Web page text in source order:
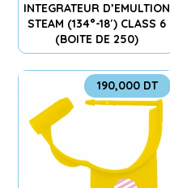
INTEGRATEUR D’EMULTION
STEAM (134°-18′) CLASS 6
(BOITE DE 250)
190,000 DT